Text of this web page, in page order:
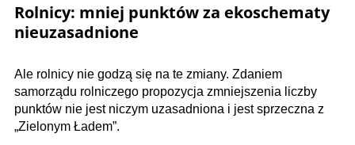
Rolnicy: mniej punktów za ekoschematy
nieuzasadnione
Ale rolnicy nie godzą się na te zmiany. Zdaniem
samorządu rolniczego propozycja zmniejszenia liczby
punktów nie jest niczym uzasadniona i jest sprzeczna z
„Zielonym Ładem”.